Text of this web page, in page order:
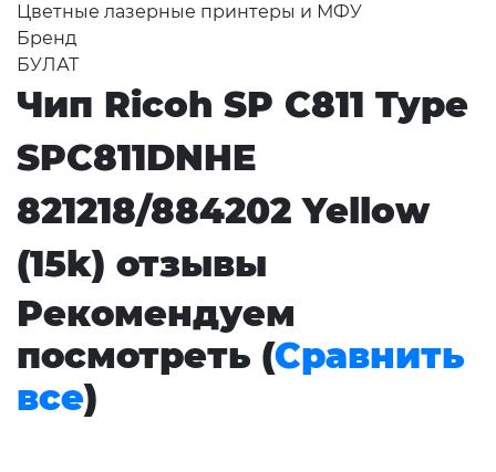
Цветные лазерные принтеры и МФУ
Бренд
БУЛАТ
Чип Ricoh SP C811 Type
SPC811DNHE
821218/884202 Yellow
(15k) отзывы
Рекомендуем
посмотреть (Сравнить
все)